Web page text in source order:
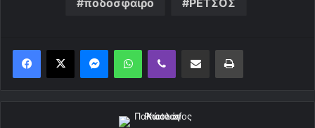
MessengerWhatsAppViber Κοινοποίηση μέσω ηλεκτρονικού ταχυδρομείουΕκτύπωση